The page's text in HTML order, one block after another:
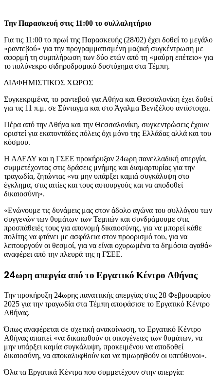
Την Παρασκευή στις 11:00 το συλλαλητήριο
Για τις 11:00 το πρωί της Παρασκευής (28/02) έχει δοθεί το μεγάλο
«ραντεβού» για την προγραμματισμένη μαζική συγκέντρωση με
αφορμή τη συμπλήρωση των δύο ετών από τη «μαύρη επέτειο» για
το πολύνεκρο σιδηροδρομικό δυστύχημα στα Τέμπη.
ΔΙΑΦΗΜΙΣΤΙΚΟΣ ΧΩΡΟΣ
Συγκεκριμένα, το ραντεβού για Αθήνα και Θεσσαλονίκη έχει δοθεί
για τις 11 π.μ. σε Σύνταγμα και στο Άγαλμα Βενιζέλου αντίστοιχα.
Πέρα από την Αθήνα και την Θεσσαλονίκη, συγκεντρώσεις έχουν
οριστεί για εκατοντάδες πόλεις όχι μόνο της Ελλάδας αλλά και του
κόσμου.
Η ΑΔΕΔΥ και η ΓΣΕΕ προκήρυξαν 24ωρη πανελλαδική απεργία,
συμμετέχοντας στις δράσεις μνήμης και διαμαρτυρίας για την
τραγωδία, ζητώντας «να μην υπάρξει καμιά συγκάλυψη στο
έγκλημα, στις αιτίες και τους αυτουργούς και να αποδοθεί
δικαιοσύνη».
«Ενώνουμε τις δυνάμεις μας στον άδολο αγώνα του συλλόγου των
συγγενών των θυμάτων των Τεμπών και συνδράμουμε στις
προσπάθειές τους για απονομή δικαιοσύνης, για να μπορεί κάθε
πολίτης να φτάνει με ασφάλεια στον προορισμό του, για να
λειτουργούν οι θεσμοί, για να είναι οχυρωμένα τα δημόσια αγαθά»
αναφέρει από την πλευρά της η ΓΣΕΕ.
24ωρη απεργία από το Εργατικό Κέντρο Αθήνας
Την προκήρυξη 24ωρης παναττικής απεργίας στις 28 Φεβρουαρίου
2025 για την τραγωδία στα Τέμπη αποφάσισε το Εργατικό Κέντρο
Αθήνας.
Όπως αναφέρεται σε σχετική ανακοίνωση, το Εργατικό Κέντρο
Αθήνας απαιτεί «να δικαιωθούν οι οικογένειες των θυμάτων, να
μην υπάρξει καμία συγκάλυψη, προκειμένου να αποδοθεί
δικαιοσύνη, να αποκαλυφθούν και να τιμωρηθούν οι υπεύθυνοι».
Όλα τα Εργατικά Κέντρα που συμμετέχουν στην απεργία: